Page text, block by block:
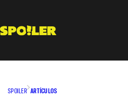
contenido
SPOILER ARTÍCULOS